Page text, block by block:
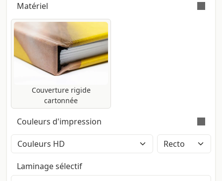
Matériel
Couverture rigide
cartonnée
Couverture réalisée avec papier couché
Symbol Satin de 170 gr certifié FSC, et âme
en carton rigide.
Couleurs d'impression
Impression en couleurs avec méthode
CMJN High Definition (2400dpi). Les
pantones éventuels seront
Laminage sélectif